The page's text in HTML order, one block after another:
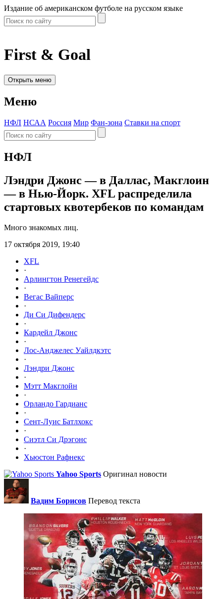
Издание об американском футболе на русском языке
First & Goal
Открыть меню
Меню
НФЛ НСАА Россия Мир Фан-зона Ставки на спорт
НФЛ
Лэндри Джонс — в Даллас, Макглоин
— в Нью-Йорк. XFL распределила
стартовых квотербеков по командам
Много знакомых лиц.
17 октября 2019, 19:40
XFL
·
Арлингтон Ренегейдс
·
Вегас Вайперс
·
Ди Си Дифендерс
·
Кардейл Джонс
·
Лос-Анджелес Уайлдкэтс
·
Лэндри Джонс
·
Мэтт Макглойн
·
Орландо Гардианс
·
Сент-Луис Батлхокс
·
Сиэтл Си Дрэгонс
·
Хьюстон Рафнекс
Yahoo Sports Оригинал новости
Вадим Борисов Перевод текста